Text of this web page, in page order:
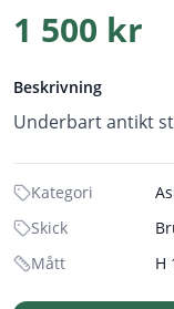
1 500 kr
Beskrivning
Underbart antikt
Kategori
Skick
Mått
H